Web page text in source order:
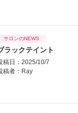
サロンのNEWS
ラックテイント
稿日：2025/10/7
稿者： Ray